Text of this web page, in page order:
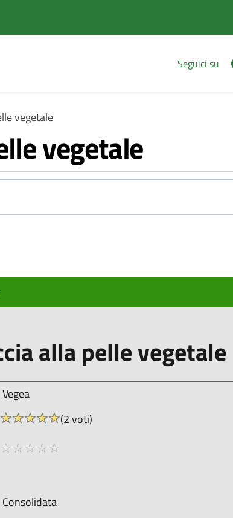
contenuto
footer
Seguici su
vegetale
vegetale
alla pelle vegetale
Vegea
☆☆☆☆☆
★★★★★(2 voti)
☆☆☆☆☆
★★★★★
Consolidata